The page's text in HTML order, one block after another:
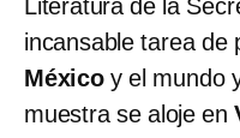
Literatura de la
incansable tarea de
Méxicoy el mundo
muestra se aloje en